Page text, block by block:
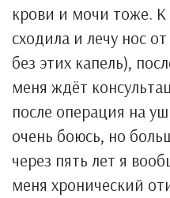
крови и мочи тоже. К
сходила и лечу нос
без этих капель),
меня ждёт
после операция на
очень боюсь, но
через пять лет я
меня хронический